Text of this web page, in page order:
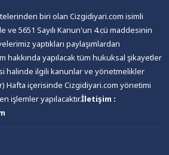
biri olan Cizgidiyari.com isimli
ve 5651 Sayılı Kanun'un 4.cü maddesinin
yaptıkları paylaşımlardan
hakkında yapılacak tüm hukuksal şikayetler
halinde ilgili kanunlar ve yönetmelikler
Hafta içerisinde Cizgidiyari.com yönetimi
işlemler yapılacaktır.İletişim :